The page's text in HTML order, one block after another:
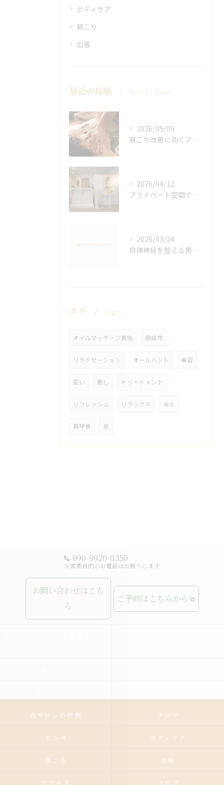
ボディケア
肩こり
出張
最近の投稿 Recent Posts
2026/05/09
肩こり改善に効くアロマリンパの手技と効果
2026/04/12
プライベート空間で極上アロマリンパケアの効果
2026/03/24
自律神経を整える男性オイルマッサージ
タグ Tags
オイルマッサージ男性 岡崎市
リラクゼーション オールハンド 美容
安い 癒し トリートメント
リフレッシュ リラックス 冷え
肩甲骨 足
090-9920-0350
※営業目的のお電話はお断りします
お問い合わせはこち
ら
ご予約はこちらから
当サロンの特徴 アロマ
リンパ ボディケア
肩こり 出張
アクセス ブログ